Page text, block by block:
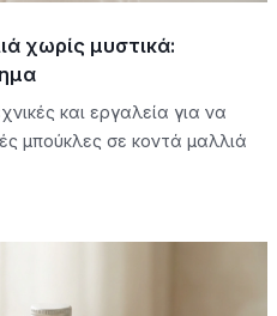
χωρίς μυστικά:
και εργαλεία για να
μπούκλες σε κοντά μαλλιά